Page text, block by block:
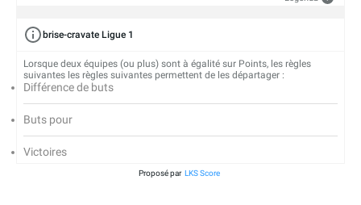
brise-cravate Ligue 1
Lorsque deux équipes (ou plus) sont à égalité sur Points, les règles
suivantes les règles suivantes permettent de les départager :
Différence de buts
Buts pour
Victoires
Proposé par LKS Score